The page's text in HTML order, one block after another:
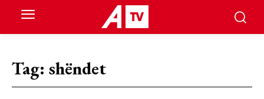
Tag: shëndet